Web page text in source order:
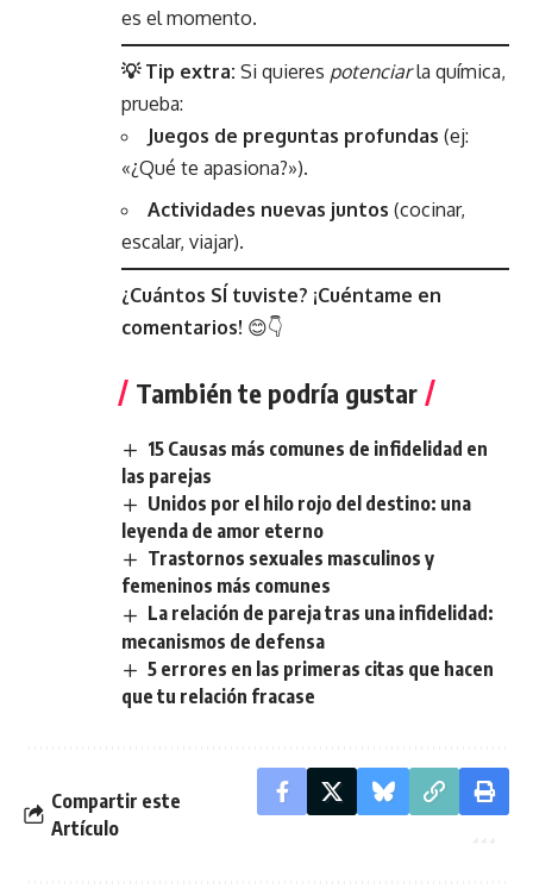
es el momento.
💡 Tip extra: Si quieres potenciarla química,
prueba:
Juegos de preguntas profundas (ej:
«¿Qué te apasiona?»).
Actividades nuevas juntos (cocinar,
escalar, viajar).
¿Cuántos SÍ tuviste? ¡Cuéntame en
comentarios! 😊👇
También te podría gustar
15 Causas más comunes de infidelidad en
las parejas
Unidos por el hilo rojo del destino: una
leyenda de amor eterno
Trastornos sexuales masculinos y
femeninos más comunes
La relación de pareja tras una infidelidad:
mecanismos de defensa
5 errores en las primeras citas que hacen
que tu relación fracase
Compartir este
Artículo